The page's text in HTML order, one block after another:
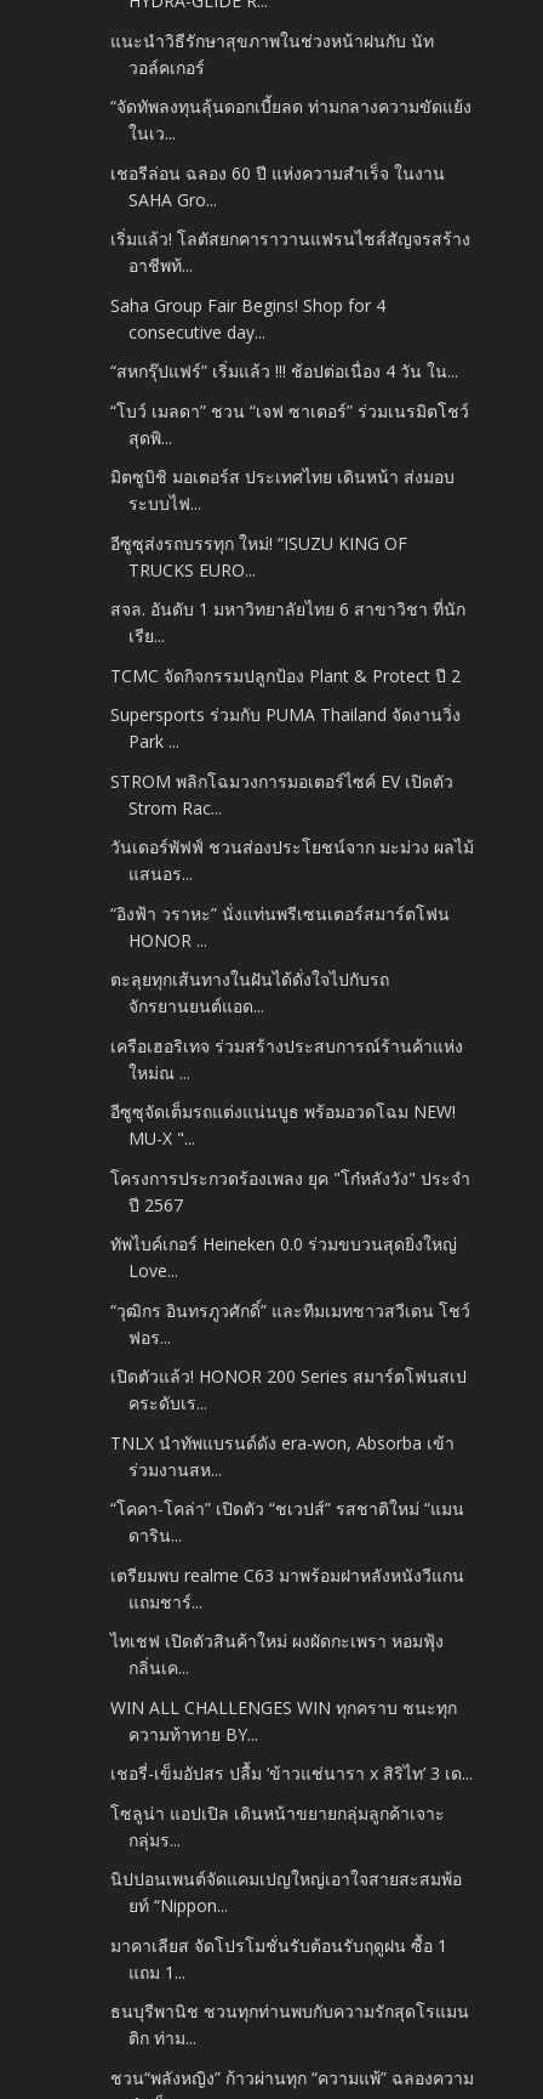
แนะนำวิธีรักษาสุขภาพในช่วงหน้าฝนกับ นัท
วอล์คเกอร์
“จัดทัพลงทุนลุ้นดอกเบี้ยลด ท่ามกลางความขัดแย้ง
ในเว...
เชอรีล่อน ฉลอง 60 ปี แห่งความสำเร็จ ในงาน
SAHA Gro...
เริ่มแล้ว! โลตัสยกคาราวานแฟรนไชส์สัญจรสร้าง
อาชีพท้...
Saha Group Fair Begins! Shop for 4
consecutive day...
“สหกรุ๊ปแฟร์” เริ่มแล้ว !!! ช้อปต่อเนื่อง 4 วัน ใน...
“โบว์ เมลดา” ชวน “เจฟ ซาเตอร์” ร่วมเนรมิตโชว์
สุดพิ...
มิตซูบิชิ มอเตอร์ส ประเทศไทย เดินหน้า ส่งมอบ
ระบบไฟ...
อีซูซุส่งรถบรรทุก ใหม่! “ISUZU KING OF
TRUCKS EURO...
สจล. อันดับ 1 มหาวิทยาลัยไทย 6 สาขาวิชา ที่นัก
เรีย...
TCMC จัดกิจกรรมปลูกป้อง Plant & Protect ปี 2
Supersports ร่วมกับ PUMA Thailand จัดงานวิ่ง
Park ...
STROM พลิกโฉมวงการมอเตอร์ไซค์ EV เปิดตัว
Strom Rac...
วันเดอร์พัฟฟ์ ชวนส่องประโยชน์จาก มะม่วง ผลไม้
แสนอร...
“อิงฟ้า วราหะ” นั่งแท่นพรีเซนเตอร์สมาร์ตโฟน
HONOR ...
ตะลุยทุกเส้นทางในฝันได้ดั่งใจไปกับรถ
จักรยานยนต์แอด...
เครือเฮอริเทจ ร่วมสร้างประสบการณ์ร้านค้าแห่ง
ใหม่ณ ...
อีซูซุจัดเต็มรถแต่งแน่นบูธ พร้อมอวดโฉม NEW!
MU-X "...
โครงการประกวดร้องเพลง ยุค "โก๋หลังวัง" ประจำ
ปี 2567
ทัพไบค์เกอร์ Heineken 0.0 ร่วมขบวนสุดยิ่งใหญ่
Love...
“วุฒิกร อินทรภูวศักดิ์” และทีมเมทชาวสวีเดน โชว์
ฟอร...
เปิดตัวแล้ว! HONOR 200 Series สมาร์ตโฟนสเป
คระดับเร...
TNLX นำทัพแบรนด์ดัง era-won, Absorba เข้า
ร่วมงานสห...
“โคคา-โคล่า” เปิดตัว “ชเวปส์” รสชาติใหม่ “แมน
ดาริน...
เตรียมพบ realme C63 มาพร้อมฝาหลังหนังวีแกน
แถมชาร์...
ไทเชฟ เปิดตัวสินค้าใหม่ ผงผัดกะเพรา หอมฟุ้ง
กลิ่นเค...
WIN ALL CHALLENGES WIN ทุกคราบ ชนะทุก
ความท้าทาย BY...
เชอรี่-เข็มอัปสร ปลื้ม ‘ข้าวแช่นารา x สิริไท’ 3 เด...
โซลูน่า แอปเปิล เดินหน้าขยายกลุ่มลูกค้าเจาะ
กลุ่มร...
นิปปอนเพนต์จัดแคมเปญใหญ่เอาใจสายสะสมพ้อ
ยท์ “Nippon...
มาคาเลียส จัดโปรโมชั่นรับต้อนรับฤดูฝน ซื้อ 1
แถม 1...
ธนบุรีพานิช ชวนทุกท่านพบกับความรักสุดโรแมน
ติก ท่าม...
ชวน“พลังหญิง” ก้าวผ่านทุก “ความแพ้” ฉลองความ